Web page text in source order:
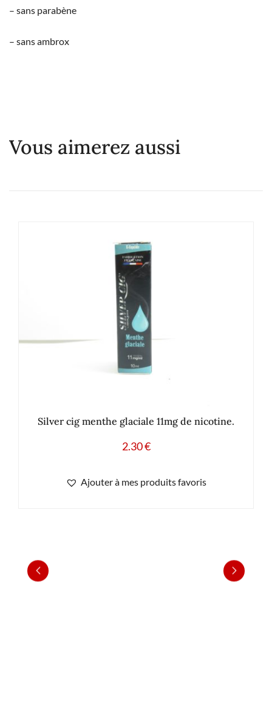
– sans parabène
– sans ambrox
Vous aimerez aussi
Silver cig menthe glaciale 11mg de nicotine.
2.30€
Ajouter à mes produits favoris